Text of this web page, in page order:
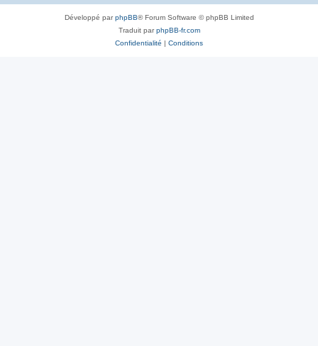
Développé parphpBB® Forum Software © phpBB Limited
Traduit parphpBB-fr.com
Confidentialité | Conditions